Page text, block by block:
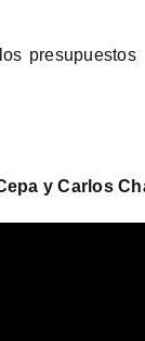
y Carlos